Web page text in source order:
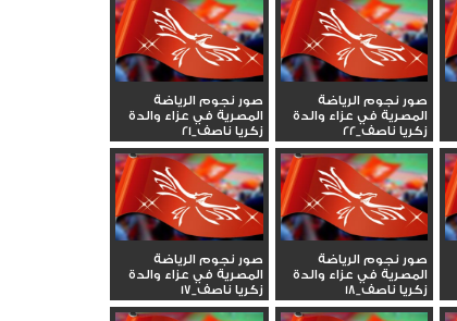
صور نجوم الرياضة
المصرية في عزاء والدة
زكريا ناصف_22
صور نجوم الرياضة
المصرية في عزاء والدة
زكريا ناصف_21
صور نجوم الرياضة
المصرية في عزاء والدة
زكريا ناصف_18
صور نجوم الرياضة
المصرية في عزاء والدة
زكريا ناصف_17